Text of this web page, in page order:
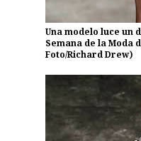
Una modelo luce un
Semana de la Moda
Foto/Richard Drew)